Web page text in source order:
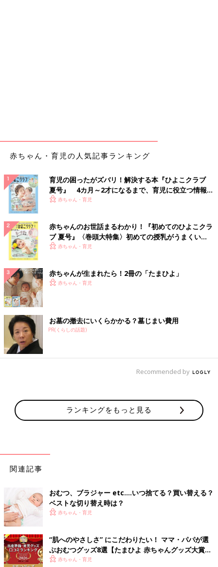
ため、発達に個人差があるように、早く始めたからといって早く
１歳代 コミュニケーションの「知りたい」
ママ・パパが「トイレに行く？」と聞いても、子どもはどうすれ
ばいいかわかりません。トイレに誘うよりも、まずは子どもの様
子やしぐさなどをよく観察して。おしっこをしたそうなサインが
あったら「トイレに行こう」と誘うチャンス。おむつ替えの際に
「おしっこ（ちー）出たね」などと声をかけるのも、おしっこに
関する言葉を覚えるのにうってつけです。
Ｑ 子どもがいつおしっこをしているかわかりません
Ａ 生活の節目でおむつをチェックして
うんちは様子を見ているだけで察知しやすいものですが、おしっ
こはいつしているかわからない場合も。食事の後やおふろの前な
ど、生活の節目でおむつをチェックしていると、おしっこが出や
がありますか？
るので、「今日はたくさんトイレでおしっこできたね」とほめる
かけ、使用済みおむつをごみ箱に捨てるのを手伝ってもらうとい
いでしょう。それを繰り返すうちに、おしっこが出たことを理解
していきます。
賛否両論！おむつ着用のベビ連れで温泉
旅行ってアリorナシ？
産後しばらくして落ち着いてくると「そろそろ
赤ちゃん・育児の人気記事ランキング
育児の困ったがズバリ！解決する本『ひよこクラブ
夏号』 4カ月～2才になるまで、育児に役立つ情報が
いっぱい！
赤ちゃん・育児
赤ちゃんのお世話まるわかり！『初めてのひよこクラ
ブ 夏号』〈巻頭大特集〉初めての授乳がうまくい
く！ おっぱい・ミルクの基本と夏のトラブル 解決テ
赤ちゃん・育児
赤ちゃんが生まれたら！2冊の「たまひよ」
赤ちゃん・育児
お墓の撤去にいくらかかる？墓じまい費用
PR(くらしの話題)
Recommended by
ランキングをもっと見る
関連記事
おむつ、ブラジャー etc.…いつ捨てる？買い替える？
ベストな切り替え時は？
赤ちゃん・育児
“肌へのやさしさ” にこだわりたい！ ママ・パパが選
ぶおむつグッズ8選【たまひよ 赤ちゃんグッズ大賞
2026】
赤ちゃん・育児